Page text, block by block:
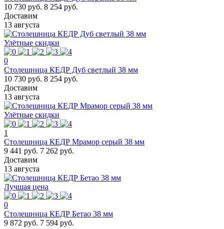
10 730 руб. 8 254 руб.
Доставим
13 августа
Улётные скидки
0
Столешница КЕДР Дуб светлый 38 мм
10 730 руб. 8 254 руб.
Доставим
13 августа
Улётные скидки
1
Столешница КЕДР Мрамор серый 38 мм
9 441 руб. 7 262 руб.
Доставим
13 августа
Лучшая цена
0
Столешница КЕДР Бетао 38 мм
9 872 руб. 7 594 руб.